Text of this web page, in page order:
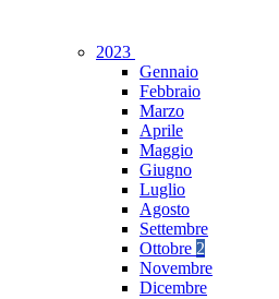
2023
Gennaio
Febbraio
Marzo
Aprile
Maggio
Giugno
Luglio
Agosto
Settembre
Ottobre 2
Novembre
Dicembre